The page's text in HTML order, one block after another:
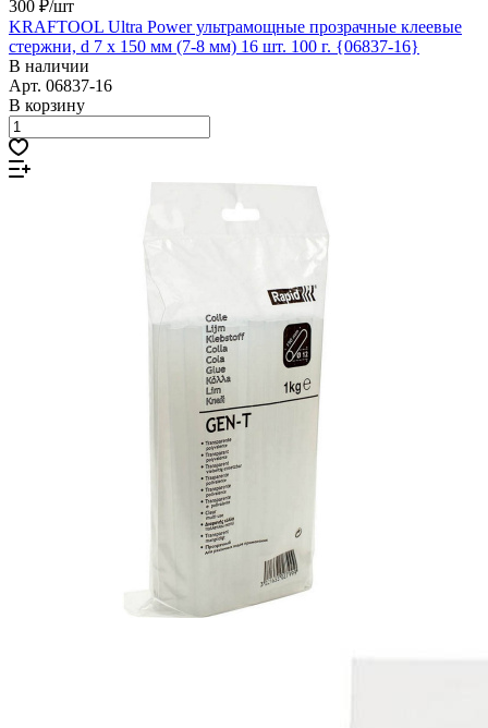
300 ₽/шт
KRAFTOOL Ultra Power ультрамощные прозрачные клеевые
стержни, d 7 x 150 мм (7-8 мм) 16 шт. 100 г. {06837-16}
В наличии
Арт. 06837-16
В корзину